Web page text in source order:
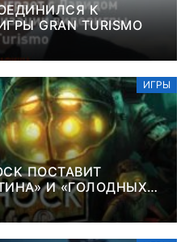
К
GRAN TURISMO
ИГРЫ
ПОСТАВИТ
И «ГОЛОДНЫХ